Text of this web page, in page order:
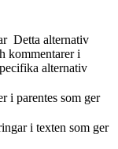
Detta alternativ
kommentarer i
alternativ
i parentes som ger
i texten som ger